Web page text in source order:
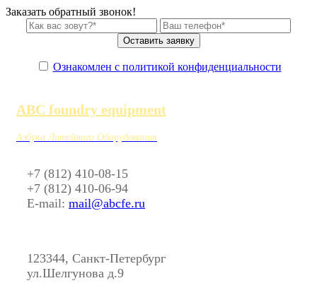
Заказать обратный звонок!
Ознакомлен с политикой конфиденциальности
ABC foundry equipment
Азбука Литейного Оборудования
+7 (812) 410-08-15
+7 (812) 410-06-94
E-mail: mail@abcfe.ru
123344, Санкт-Петербург
ул.Шелгунова д.9